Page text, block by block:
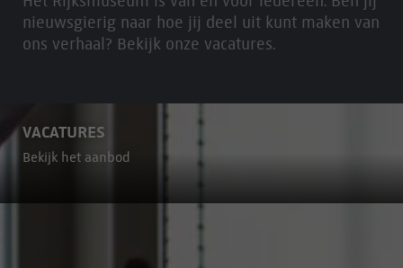
nieuwsgierig naar hoe jij deel uit kunt maken van
ons verhaal? Bekijk onze vacatures.
VACATURES
Bekijk het aanbod